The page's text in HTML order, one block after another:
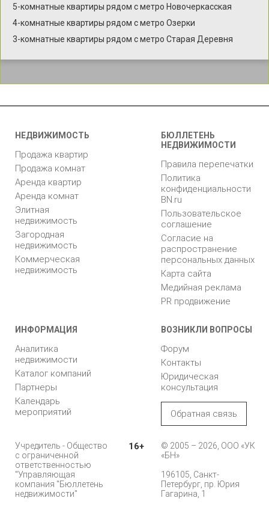
5-комнатные квартиры рядом с метро Новочеркасская
4-комнатные квартиры рядом с метро Озерки
3-комнатные квартиры рядом с метро Старая Деревня
НЕДВИЖИМОСТЬ
Продажа квартир
Продажа комнат
Аренда квартир
Аренда комнат
Элитная
недвижимость
Загородная
недвижимость
Коммерческая
недвижимость
БЮЛЛЕТЕНЬ
НЕДВИЖИМОСТИ
Правила перепечатки
Политика
конфиденциальности
BN.ru
Пользовательское
соглашение
Согласие на
распространение
персональных данных
Карта сайта
Медийная реклама
PR продвижение
ИНФОРМАЦИЯ
Аналитика
недвижимости
Каталог компаний
Партнеры
Календарь
мероприятий
ВОЗНИКЛИ ВОПРОСЫ
Форум
Контакты
Юридическая
консультация
Обратная связь
Учредитель - Общество
с ограниченной
ответственностью
"Управляющая
компания "Бюллетень
недвижимости"
16+
© 2005 – 2026, ООО «УК
«БН»
196105, Санкт-
Петербург, пр. Юрия
Гагарина, 1